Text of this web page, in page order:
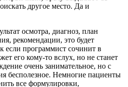
другое место. Да и
осмотра, диагноз, план
рекомендации, это будет
если программист сочинит в
его кому-то вслух, но не станет
очень занимательное, но с
бесполезное. Немногие пациенты
все формулировки,